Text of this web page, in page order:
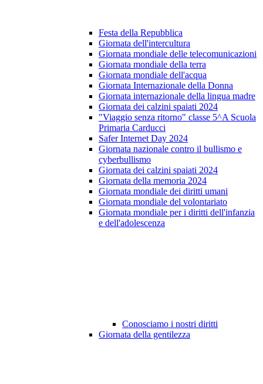
Festa della Repubblica
Giornata dell'intercultura
Giornata mondiale delle telecomunicazioni
Giornata mondiale della terra
Giornata mondiale dell'acqua
Giornata Internazionale della Donna
Giornata internazionale della lingua madre
Giornata dei calzini spaiati 2024
"Viaggio senza ritorno" classe 5^A Scuola
Primaria Carducci
Safer Internet Day 2024
Giornata nazionale contro il bullismo e
cyberbullismo
Giornata dei calzini spaiati 2024
Giornata della memoria 2024
Giornata mondiale dei diritti umani
Giornata mondiale del volontariato
Giornata mondiale per i diritti dell'infanzia
e dell'adolescenza
Conosciamo i nostri diritti
Giornata della gentilezza